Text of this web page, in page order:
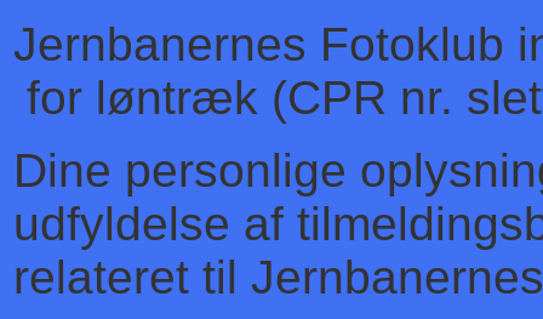
Jernbanernes
for løntræk (CPR nr.
Dine personlige
udfyldelse af
relateret til